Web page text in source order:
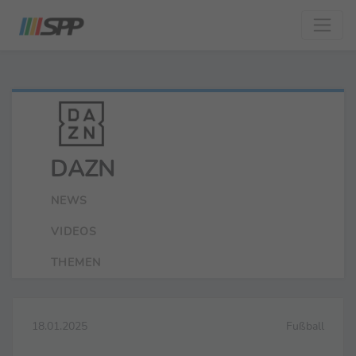
DAZN
NEWS
VIDEOS
THEMEN
18.01.2025 Fußball